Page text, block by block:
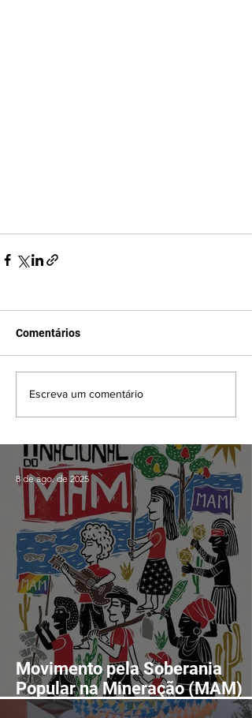
Comentários
Escreva um comentário
Movimento pela Soberania
Popular na Mineração (MAM)
realizará II Encontro Nacional
8 de ago. de 2025